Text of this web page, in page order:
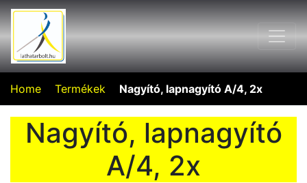
Home Termékek Nagyító, lapnagyító A/4, 2x
Nagyító, lapnagyító
A/4, 2x